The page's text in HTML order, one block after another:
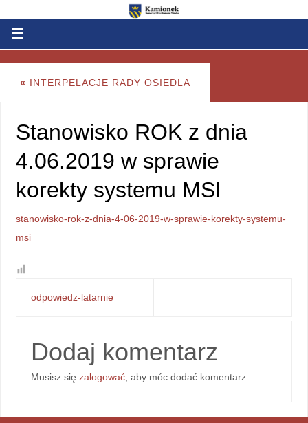
« INTERPELACJE RADY OSIEDLA
Stanowisko ROK z dnia
4.06.2019 w sprawie
korekty systemu MSI
stanowisko-rok-z-dnia-4-06-2019-w-sprawie-korekty-systemu-
msi
odpowiedz-latarnie
Dodaj komentarz
Musisz sięzalogować , aby móc dodać komentarz.